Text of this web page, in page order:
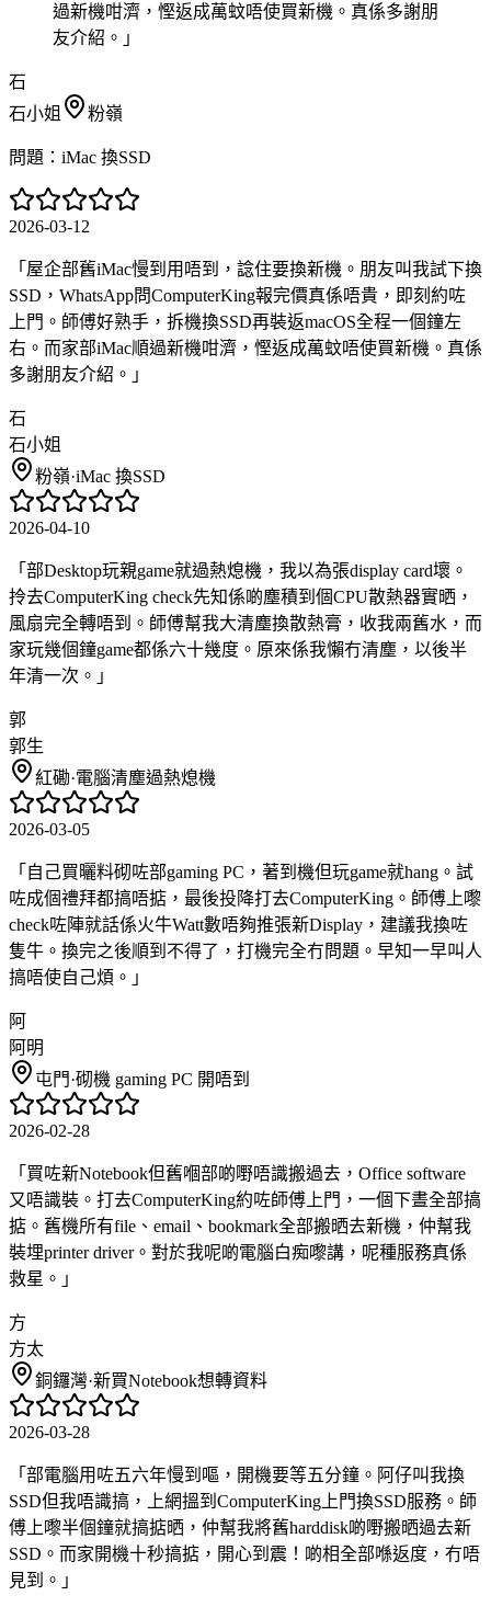
過新機咁濟，慳返成萬蚊唔使買新機。真係多謝朋
友介紹。 」
石
石小姐
粉嶺
問題： iMac 換SSD
2026-03-12
「 屋企部舊iMac慢到用唔到，諗住要換新機。朋友叫我試下換
SSD，WhatsApp問ComputerKing報完價真係唔貴，即刻約咗
上門。師傅好熟手，拆機換SSD再裝返macOS全程一個鐘左
右。而家部iMac順過新機咁濟，慳返成萬蚊唔使買新機。真係
多謝朋友介紹。 」
石
石小姐
粉嶺·iMac 換SSD
2026-04-10
「 部Desktop玩親game就過熱熄機，我以為張display card壞。
拎去ComputerKing check先知係啲塵積到個CPU散熱器實晒，
風扇完全轉唔到。師傅幫我大清塵換散熱膏，收我兩舊水，而
家玩幾個鐘game都係六十幾度。原來係我懶冇清塵，以後半
年清一次。 」
郭
郭生
紅磡·電腦清塵過熱熄機
2026-03-05
「 自己買曬料砌咗部gaming PC，著到機但玩game就hang。試
咗成個禮拜都搞唔掂，最後投降打去ComputerKing。師傅上嚟
check咗陣就話係火牛Watt數唔夠推張新Display，建議我換咗
隻牛。換完之後順到不得了，打機完全冇問題。早知一早叫人
搞唔使自己煩。 」
阿
阿明
屯門·砌機 gaming PC 開唔到
2026-02-28
「 買咗新Notebook但舊嗰部啲嘢唔識搬過去，Office software
又唔識裝。打去ComputerKing約咗師傅上門，一個下晝全部搞
掂。舊機所有file、email、bookmark全部搬晒去新機，仲幫我
裝埋printer driver。對於我呢啲電腦白痴嚟講，呢種服務真係
救星。 」
方
方太
銅鑼灣·新買Notebook想轉資料
2026-03-28
「 部電腦用咗五六年慢到嘔，開機要等五分鐘。阿仔叫我換
SSD但我唔識搞，上網搵到ComputerKing上門換SSD服務。師
傅上嚟半個鐘就搞掂晒，仲幫我將舊harddisk啲嘢搬晒過去新
SSD。而家開機十秒搞掂，開心到震！啲相全部喺返度，冇唔
見到。 」